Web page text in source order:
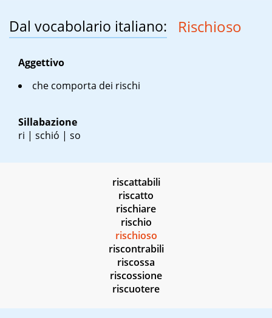
Dal vocabolario italiano: Rischioso
Aggettivo
che comporta dei rischi
Sillabazione
ri | schió | so
riscattabili
riscatto
rischiare
rischio
rischioso
riscontrabili
riscossa
riscossione
riscuotere